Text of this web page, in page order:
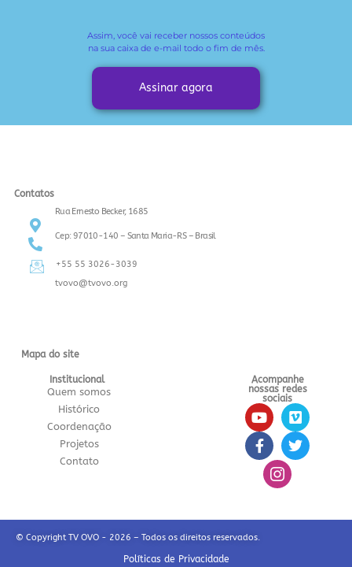
Assim, você vai receber nossos conteúdos
na sua caixa de e-mail todo o fim de mês.
Assinar agora
Contatos
Rua Ernesto Becker, 1685
Cep: 97010-140 – Santa Maria-RS – Brasil
+55 55 3026-3039
tvovo@tvovo.org
Mapa do site
Institucional
Quem somos
Histórico
Coordenação
Projetos
Contato
Acompanhe
nossas redes
sociais
© Copyright TV OVO - 2026 – Todos os direitos reservados.
Políticas de Privacidade